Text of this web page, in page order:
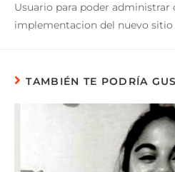
Usuario para poder administrar
implementacion del nuevo sitio
TAMBIÉN TE PODRÍA